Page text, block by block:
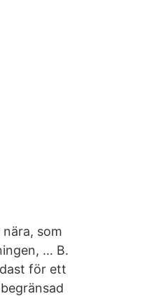
som
… B.
för ett